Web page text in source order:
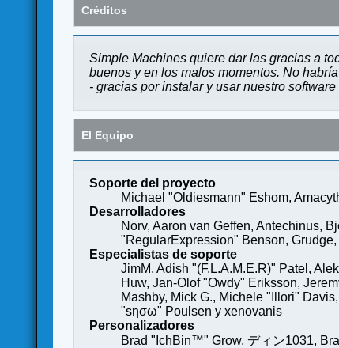
Créditos
Simple Machines quiere dar las gracias a
buenos y en los malos momentos. No
- gracias por instalar y usar nuestro
El Equipo
Soporte del proyecto
Michael "Oldiesmann" Eshom,
Desarrolladores
Norv, Aaron van Geffen, Antechinus,
"RegularExpression" Benson,
Especialistas de soporte
JimM, Adish "(F.L.A.M.E.R)" Patel,
Huw, Jan-Olof "Owdy" Eriksson,
Mashby, Mick G., Michele "Illori"
"sησω" Poulsen y xenovanis
Personalizadores
Brad "IchBin™" Grow, ディン1031,